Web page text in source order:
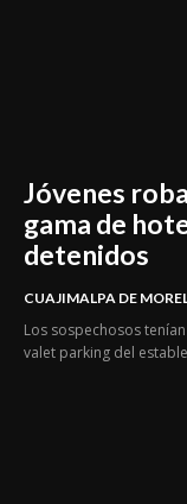
Jóvenes
gama de
detenidos
CUAJIMALPA DE
Los sospechosos
valet parking del